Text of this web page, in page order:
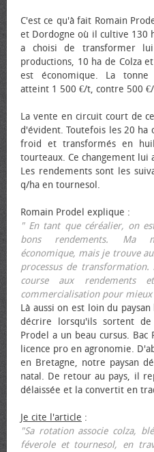
C'est ce qu'à fait Romain
et Dordogne où il cultive 130
a choisi de transformer
productions, 10 ha de Colza
est économique. La tonne
atteint 1 500 €/t, contre 500
La vente en circuit court de
d'évident. Toutefois les 20 ha
froid et transformés en
tourteaux. Ce changement lui
Les rendements sont les
q/ha en tournesol.
Romain Prodel explique :
" En tant que céréalier, on
bons rendements. Ma
économique, mais je trouve
processus de
course aux rendements
commercialisation pour
Là aussi on est loin du
décrire lorsqu'ils sortent
Prodel a un beau cursus. Bac
licence pro en agronomie.
en Bretagne, notre paysan
natal. De retour au pays, il
délaissée et la convertit en
Je cite l'article :
"Sa rotation associe colza,
féverole et tournesol, en